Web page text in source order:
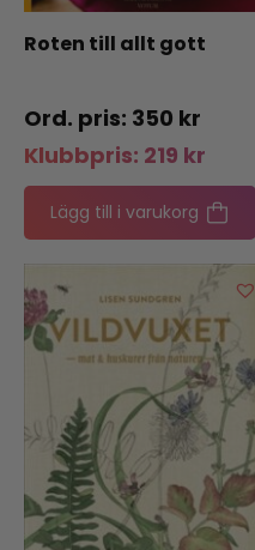
Roten till allt gott
350 kr
Klubbpris: 219 kr
Lägg till i varukorg